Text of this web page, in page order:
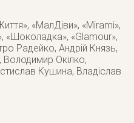
«МалДіви», «Mirami»,
«Шоколадка», «Glamour»,
Радейко, Андрій Князь,
Окілко,
Кушина, Владіслав